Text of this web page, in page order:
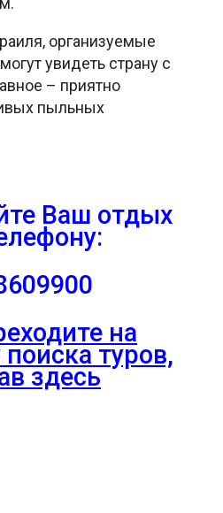
организуемые
увидеть страну с
– приятно
пыльных
Ваш отдых
на
туров,
здесь